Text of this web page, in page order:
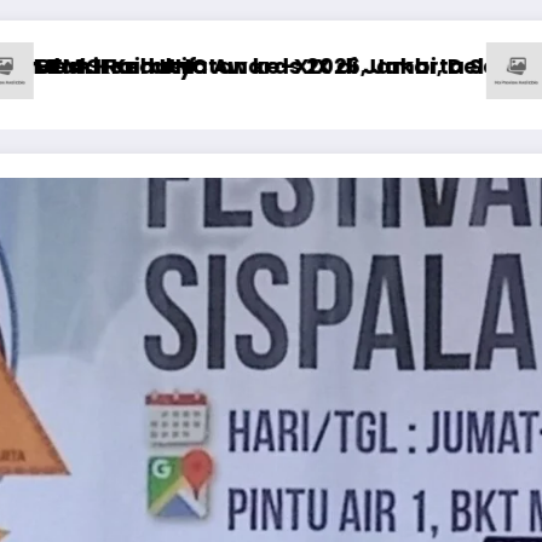
Alami Luka
Hadapi PR Besar di Sektor Kesehatan
DKI Buka Posko Pengaduan Tanah Harga